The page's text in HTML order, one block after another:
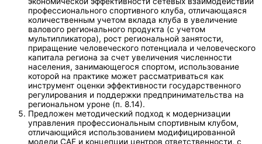
профессионального спортивного клуба, отличающаяся
количественным учетом вклада клуба в увеличение
валового регионального продукта (с учетом
мультипликатора), рост региональной занятости,
приращение человеческого потенциала и человеческого
капитала региона за счет увеличения численности
населения, занимающегося спортом, использование
которой на практике может рассматриваться как
инструмент оценки эффективности государственного
регулирования и поддержки предпринимательства на
региональном уроне (п. 8.14).
Предложен методический подход к модернизации
управления профессиональным спортивным клубом,
отличающийся использованием модифицированной
модели CAF и концепции центров ответственности, с